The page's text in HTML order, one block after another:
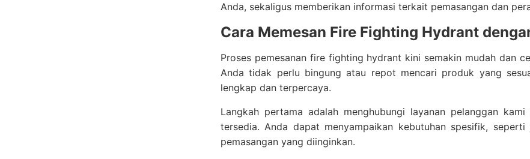
Anda, sekaligus memberikan informasi terkait pemasangan dan
Cara Memesan Fire Fighting Hydrant
Proses pemesanan fire fighting hydrant kini semakin mudah dan
Anda tidak perlu bingung atau repot mencari produk yang
lengkap dan terpercaya.
Langkah pertama adalah menghubungi layanan pelanggan
tersedia. Anda dapat menyampaikan kebutuhan spesifik,
pemasangan yang diinginkan.